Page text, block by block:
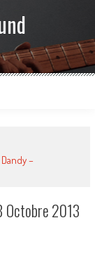
–
Octobre 2013